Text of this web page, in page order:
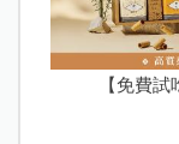
【免費